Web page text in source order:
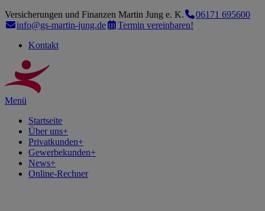
Versicherungen und Finanzen Martin Jung e. K.
06171 695600
info@gs-martin-jung.de
Termin vereinbaren!
Kontakt
Menü
Startseite
Über uns+
Privatkunden+
Gewerbekunden+
News+
Online-Rechner